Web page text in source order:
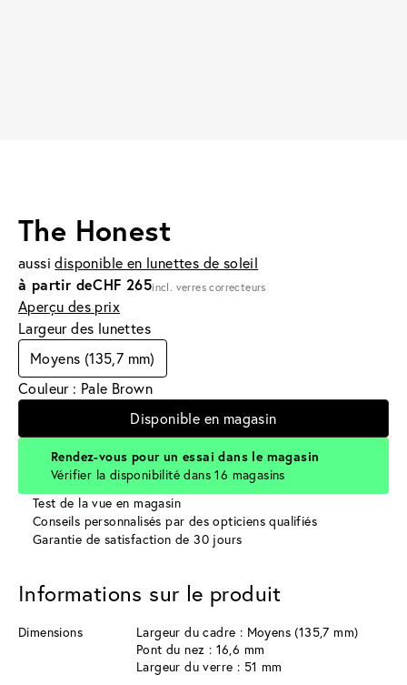
The Honest
aussidisponible en lunettes de soleil
à partir deCHF 265incl. verres correcteurs
Aperçu des prix
Largeur des lunettes
Moyens (135,7 mm)
Couleur : Pale Brown
Disponible en magasin
Rendez-vous pour un essai dans le magasin
Vérifier la disponibilité dans 16 magasins
Test de la vue en magasin
Conseils personnalisés par des opticiens qualifiés
Garantie de satisfaction de 30 jours
Informations sur le produit
Dimensions
Largeur du cadre : Moyens (135,7 mm)
Pont du nez : 16,6 mm
Largeur du verre : 51 mm